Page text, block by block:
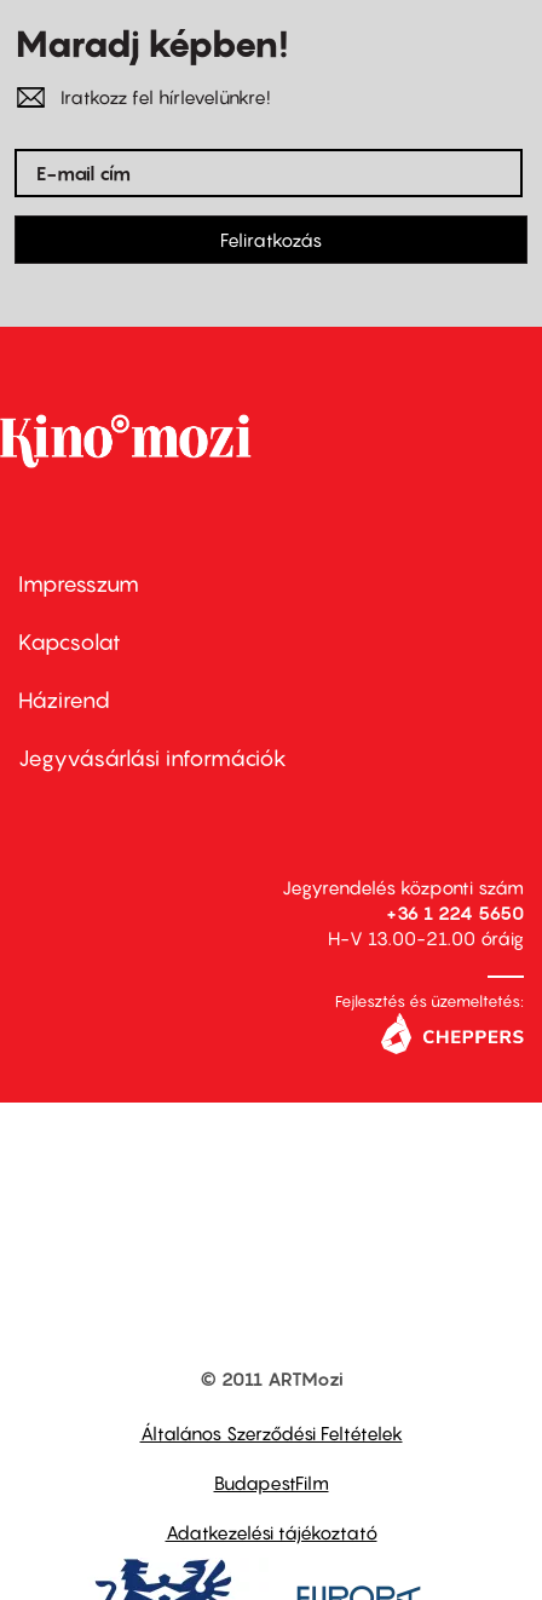
Maradj képben!
Iratkozz fel hírlevelünkre!
Feliratkozás
Footer
first
Impresszum
Kapcsolat
Footer
second
Házirend
Jegyvásárlási információk
Jegyrendelés központi szám
+36 1 224 5650
H-V 13.00-21.00 óráig
Fejlesztés és üzemeltetés:
© 2011 ARTMozi
Általános Szerződési Feltételek
BudapestFilm
Adatkezelési tájékoztató